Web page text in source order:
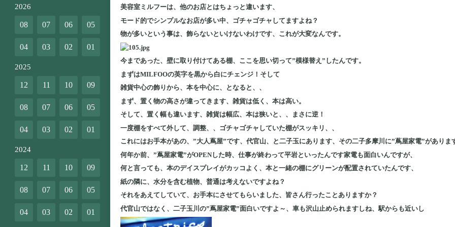
美容室ミルフーは、他のお店とはちょっと違います、
モード的でシンプルなお店が多い中、ゴチャゴチャしてますよね？
物が多いという事は、飾らないといけないわけです、これが大変なんです。
今まであった、壁に取り付けてある棚、ここを思い切って”模様替え”したんです。
まずはMILFOOの英字を黒から白にチェンジ！そして
雑貨中心の飾りから、本を中心に、となると、、
まず、置く物の高さが違ってきます、雑貨は低く、本は高い。
そして、置く幅も違います、雑貨は幅広、本は狭いと、、まさに逆！
一度棚をすべて外して、調整、、ゴチャゴチャしていた棚がスッキリ、、
これにはお手本があの、”大人蔦屋”です、代官山、と二子玉にあります、その二子多摩川に”蔦屋家電”がありま
何年か前、”蔦屋家電”がOPENした時、仕事が終わって平岩といったんです家電も面白いんですが、
何と言っても、本のデイスプレイがカッコよく、本と一緒の棚にグリーンが配置されていたんです、
紙の隣に、水分を含む植物、普通は考えないですよね？
それをあえてしていて、お手本にさせてもらいました、皆さん行ったことありますか？
代官山ではなく、二子玉川の”蔦屋家電”面白いですよ～、車も沢山止められますしね、駅からも近いし
2026
08 07 06 05
04 03 02 01
2025
12 11 10 09
08 07 06 05
04 03 02 01
2024
12 11 10 09
08 07 06 05
04 03 02 01